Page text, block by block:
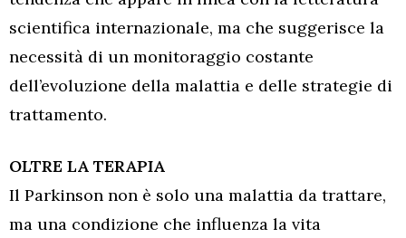
scientifica internazionale, ma che suggerisce la
necessità di un monitoraggio costante
dell’evoluzione della malattia e delle strategie di
trattamento.
OLTRE LA TERAPIA
Il Parkinson non è solo una malattia da trattare,
ma una condizione che influenza la vita